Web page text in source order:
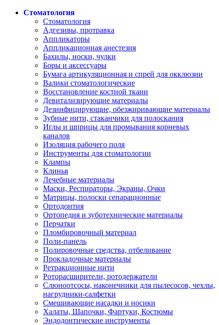
Стоматология
Стоматология
Адгезивы, протравка
Аппликаторы
Аппликационная анестезия
Бахилы, носки, чулки
Боры и аксессуары
Бумага артикуляционная и спрей для окклюзии
Валики стоматологические
Восстановление костной ткани
Девитализирующие материалы
Дезинфицирующие, обезжиривающие материалы
Зубные нити, стаканчики для полоскания
Иглы и шприцы для промывания корневых
каналов
Изоляция рабочего поля
Инструменты для стоматологии
Клампы
Клинья
Лечебные материалы
Маски, Респираторы, Экраны, Очки
Матрицы, полоски сепарационные
Ортодонтия
Ортопедия и зуботехнические материалы
Перчатки
Пломбировочный материал
Поли-панель
Полировочные средства, отбеливание
Прокладочные материалы
Ретракционные нити
Роторасширители, ротодержатели
Слюноотсосы, наконечники для пылесосов, чехлы,
нагрудники-салфетки
Смешивающие насадки и носики
Халаты, Шапочки, Фартуки, Костюмы
Эндодонтические инструменты